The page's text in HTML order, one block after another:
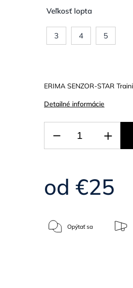
od€25
ERIMA SENZOR-STAR
Detailné informácie
Veľkosť lopta
3 4 5
Opýtať sa